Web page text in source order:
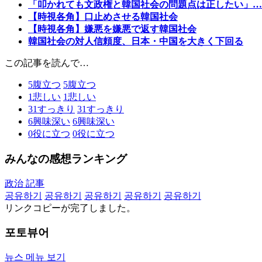
「叩かれても文政権と韓国社会の問題点は正したい」
【時視各角】口止めさせる韓国社会
【時視各角】嫌悪を嫌悪で返す韓国社会
韓国社会の対人信頼度、日本・中国を大きく下回る
この記事を読んで…
5腹立つ 5腹立つ
1悲しい 1悲しい
31すっきり 31すっきり
6興味深い 6興味深い
0役に立つ 0役に立つ
みんなの感想ランキング
政治 記事
공유하기
공유하기 공유하기 공유하기
공유하기
リンクコピーが完了しました。
포토뷰어
뉴스 메뉴 보기